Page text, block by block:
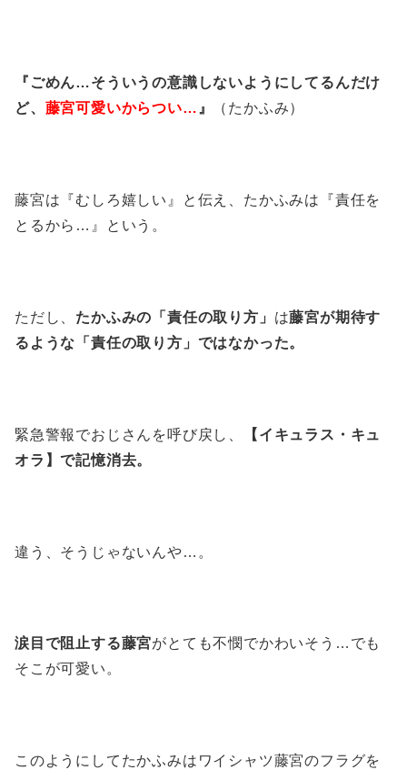
『ごめん…そういうの意識しないようにしてるんだけ
ど、 藤宮可愛いからつい…』 （たかふみ）
藤宮は『むしろ嬉しい』と伝え、たかふみは『責任を
とるから…』という。
ただし、 たかふみの「責任の取り方」 は藤宮が期待す
るような「責任の取り方」ではなかった。
緊急警報でおじさんを呼び戻し、
【イキュラス・キュ
オラ】で記憶消去。
違う、そうじゃないんや…。
涙目で阻止する藤宮がとても不憫でかわいそう…でも
そこが可愛い。
このようにしてたかふみはワイシャツ藤宮のフラグを